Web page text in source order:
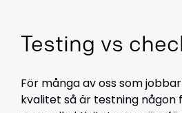
Testing vs
För många av oss som
kvalitet så är testning någon